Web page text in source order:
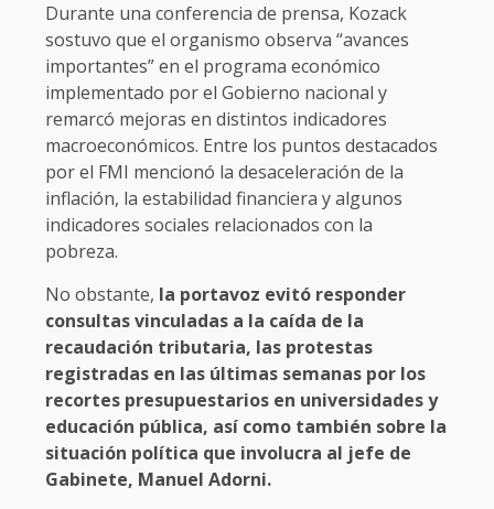
Durante una conferencia de prensa, Kozack
sostuvo que el organismo observa “avances
importantes” en el programa económico
implementado por el Gobierno nacional y
remarcó mejoras en distintos indicadores
macroeconómicos. Entre los puntos destacados
por el FMI mencionó la desaceleración de la
inflación, la estabilidad financiera y algunos
indicadores sociales relacionados con la
pobreza.
No obstante, la portavoz evitó responder
consultas vinculadas a la caída de la
recaudación tributaria, las protestas
registradas en las últimas semanas por los
recortes presupuestarios en universidades y
educación pública, así como también sobre la
situación política que involucra al jefe de
Gabinete, Manuel Adorni.